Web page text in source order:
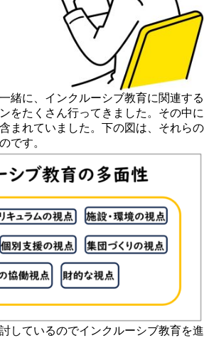
緒に、インクルーシブ教育に関連する
をたくさん行ってきました。その中に
まれていました。下の図は、それらの
です。
しているのでインクルーシブ教育を進